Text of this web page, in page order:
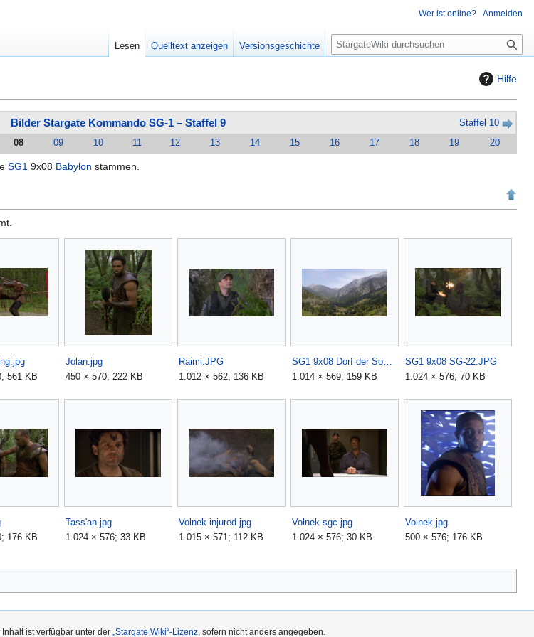
Hilfe
Bilder Stargate Kommando SG-1 – Staffel 9
Staffel 10
08 09 10 11 12 13 14 15 16 17 18 19 20
SG1 9x08 Babylon stammen.
561 KB
Jolan.jpg
450 × 570; 222 KB
Raimi.JPG
1.012 × 562; 136 KB
SG1 9x08 Dorf der Sodaner.JPG
1.014 × 569; 159 KB
SG1 9x08 SG-22.JPG
1.024 × 576; 70 KB
176 KB
Tass'an.jpg
1.024 × 576; 33 KB
Volnek-injured.jpg
1.015 × 571; 112 KB
Volnek-sgc.jpg
1.024 × 576; 30 KB
Volnek.jpg
500 × 576; 176 KB
Wer ist online? Anmelden
Lesen Quelltext anzeigen Versionsgeschichte
S
u
e
Inhalt ist verfügbar unter der „Stargate Wiki“-Lizenz, sofern nicht anders angegeben.